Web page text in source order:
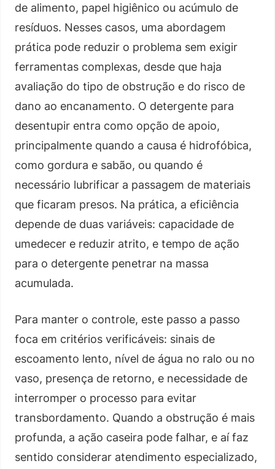
de alimento, papel higiênico ou acúmulo de
resíduos. Nesses casos, uma abordagem
prática pode reduzir o problema sem exigir
ferramentas complexas, desde que haja
avaliação do tipo de obstrução e do risco de
dano ao encanamento. O detergente para
desentupir entra como opção de apoio,
principalmente quando a causa é hidrofóbica,
como gordura e sabão, ou quando é
necessário lubrificar a passagem de materiais
que ficaram presos. Na prática, a eficiência
depende de duas variáveis: capacidade de
umedecer e reduzir atrito, e tempo de ação
para o detergente penetrar na massa
acumulada.
Para manter o controle, este passo a passo
foca em critérios verificáveis: sinais de
escoamento lento, nível de água no ralo ou no
vaso, presença de retorno, e necessidade de
interromper o processo para evitar
transbordamento. Quando a obstrução é mais
profunda, a ação caseira pode falhar, e aí faz
sentido considerar atendimento especializado,